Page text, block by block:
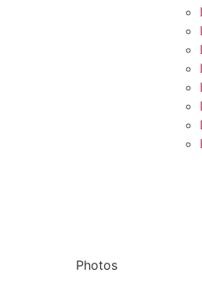
Photos